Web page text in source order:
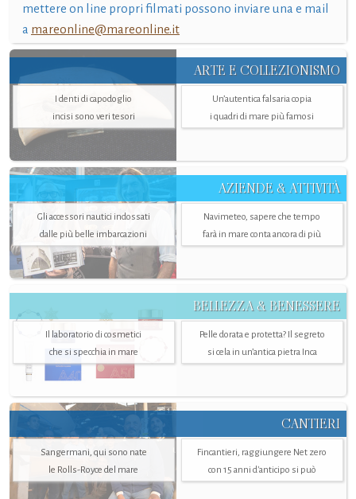
mettere on line propri filmati possono inviare una e mail
a mareonline@mareonline.it
ARTE E COLLEZIONISMO
I denti di capodoglio
incisi sono veri tesori
Un’autentica falsaria copia
i quadri di mare più famosi
AZIENDE & ATTIVITÀ
Gli accessori nautici indossati
dalle più belle imbarcazioni
Navimeteo, sapere che tempo
farà in mare conta ancora di più
BELLEZZA & BENESSERE
Il laboratorio di cosmetici
che si specchia in mare
Pelle dorata e protetta? Il segreto
si cela in un’antica pietra Inca
CANTIERI
Sangermani, qui sono nate
le Rolls-Royce del mare
Fincantieri, raggiungere Net zero
con 15 anni d'anticipo si può